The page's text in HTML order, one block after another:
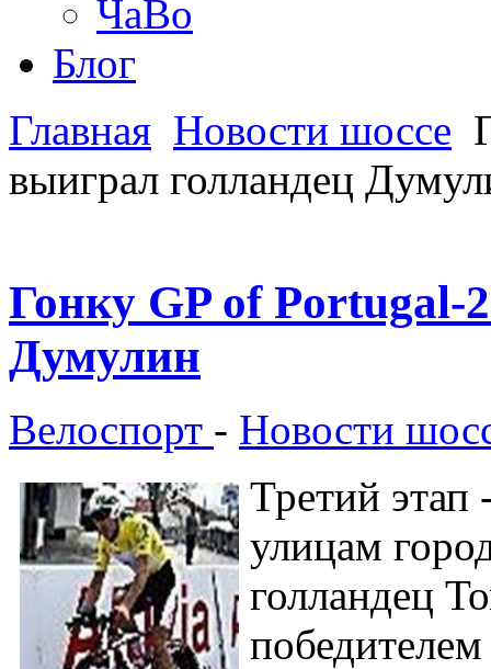
ЧаВо
Блог
Главная Новости шоссе
выиграл голландец
Гонку GP of Portugal-
Думулин
Велоспорт - Новости
Третий этап
улицам
голландец